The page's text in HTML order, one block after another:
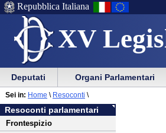
XV
Menu
di
ausilio
alla
navigazione
Vai
Menu
di
navigazione
principale
Repubblica Italiana
Menu
di
navigazione
principale
Vai
menu
di
sezione
Deputati Organi Parlamentari
Vai
al
contenuto
Resoconti parlamentari
Frontespizio
Sei in: Home \ Resoconti \